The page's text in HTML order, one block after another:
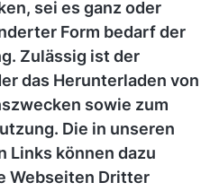
sei es ganz oder
Form bedarf der
Zulässig ist der
das Herunterladen von
sowie zum
Die in unseren
Links können dazu
Webseiten Dritter